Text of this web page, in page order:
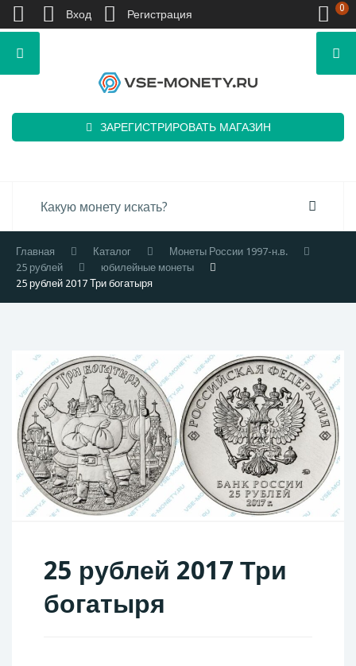
ЗАРЕГИСТРИРОВАТЬ МАГАЗИН
Главная Каталог
Монеты России 1997-н.в.
25 рублей
юбилейные монеты
25 рублей 2017 Три богатыря
25 рублей 2017 Три
богатыря
Вход Регистрация 0